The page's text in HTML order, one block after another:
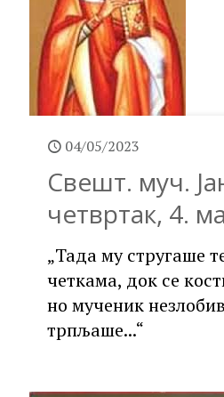
04/05/2023
Свешт. муч.
четвртак, 4.
„Тада му стругаше
четкама, док се
но мученик
трпљаше...“